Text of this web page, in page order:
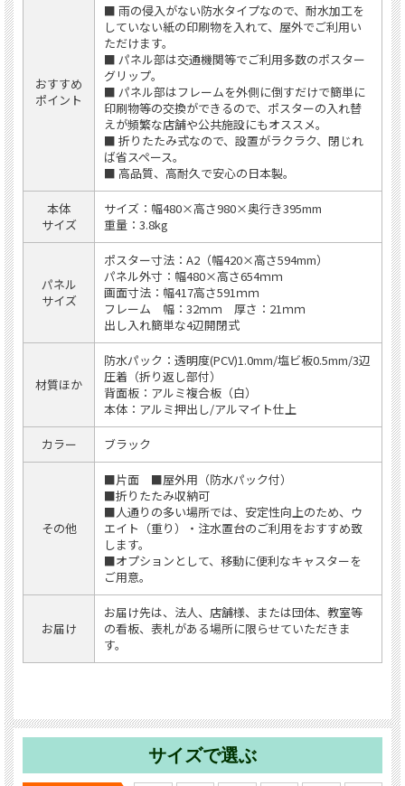
おすすめ
ポイント
■ 雨の侵入がない防水タイプなので、耐水加工を
していない紙の印刷物を入れて、屋外でご利用い
ただけます。
■ パネル部は交通機関等でご利用多数のポスター
グリップ。
■ パネル部はフレームを外側に倒すだけで簡単に
印刷物等の交換ができるので、ポスターの入れ替
えが頻繁な店舗や公共施設にもオススメ。
■ 折りたたみ式なので、設置がラクラク、閉じれ
ば省スペース。
■ 高品質、高耐久で安心の日本製。
本体
サイズ
サイズ：幅480×高さ980×奥行き395mm
重量：3.8kg
パネル
サイズ
ポスター寸法：A2（幅420×高さ594mm）
パネル外寸：幅480×高さ654ｍｍ
画面寸法：幅417高さ591ｍｍ
フレーム 幅：32ｍｍ 厚さ：21ｍｍ
出し入れ簡単な4辺開閉式
材質ほか
防水パック：透明度(PCV)1.0mm/塩ビ板0.5mm/3辺
圧着（折り返し部付）
背面板：アルミ複合板（白）
本体：アルミ押出し/アルマイト仕上
カラー ブラック
その他
■片面 ■屋外用（防水パック付）
■折りたたみ収納可
■人通りの多い場所では、安定性向上のため、ウ
エイト（重り）・注水置台のご利用をおすすめ致
します。
■オプションとして、移動に便利なキャスターを
ご用意。
お届け
お届け先は、法人、店舗様、または団体、教室等
の看板、表札がある場所に限らせていただきま
す。